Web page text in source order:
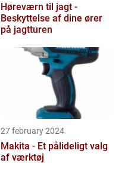
Høreværn til jagt -
Beskyttelse af dine ører
på jagtturen
27 february 2024
Makita - Et pålideligt valg
af værktøj